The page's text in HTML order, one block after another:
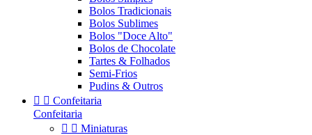
Bolos Tradicionais
Bolos Sublimes
Bolos "Doce Alto"
Bolos de Chocolate
Tartes & Folhados
Semi-Frios
Pudins & Outros
  Confeitaria
Confeitaria
  Miniaturas